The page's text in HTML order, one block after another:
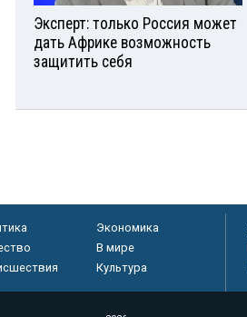
Эксперт: только Россия может
дать Африке возможность
защитить себя
Экономика
В мире
Культура